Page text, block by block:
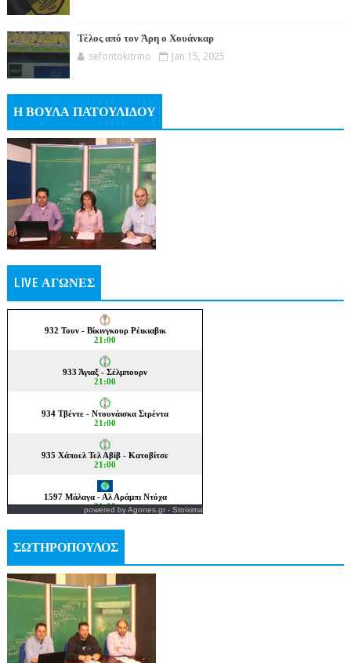
Τέλος από τον Άρη ο Χουάνκαρ
sefontokitrino Jan 15, 2025
Η ΒΟΥΛΑ ΠΑΤΟΥΛΙΔΟΥ
LIVE ΑΓΩΝΕΣ
powered byAgones.gr- Stoixima
ΣΩΤΗΡΟΠΟΥΛΟΣ